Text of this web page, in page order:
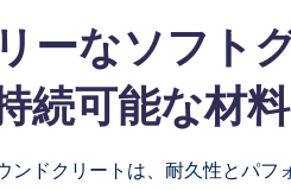
ーなソフト
続可能な材
ンドクリートは、耐久性とパ